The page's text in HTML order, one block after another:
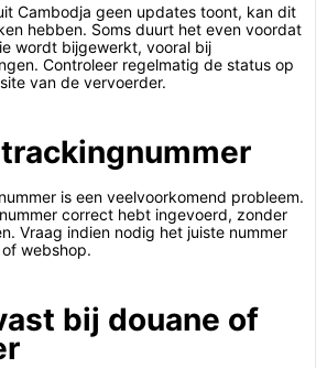
Cambodja geen updates toont, kan dit
hebben. Soms duurt het even voordat
wordt bijgewerkt, vooral bij
Controleer regelmatig de status op
van de vervoerder.
is een veelvoorkomend probleem.
correct hebt ingevoerd, zonder
Vraag indien nodig het juiste nummer
webshop.
bij douane of